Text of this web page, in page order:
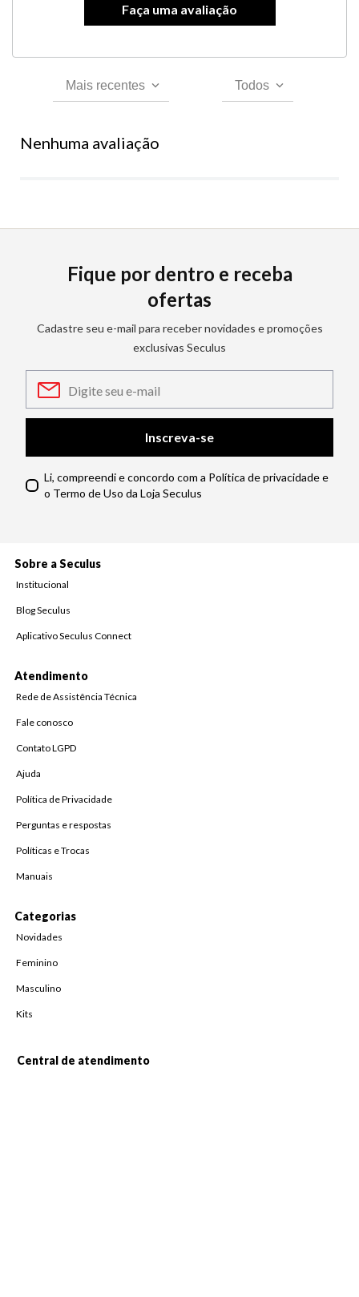
Mais recentes Todos
Nenhuma avaliação
Fique por dentro e receba
ofertas
Cadastre seu e-mail para receber novidades e promoções
exclusivas Seculus
Inscreva-se
Li, compreendi e concordo com a Política de privacidade e
o Termo de Uso da Loja Seculus
Sobre a Seculus
Institucional
Blog Seculus
Aplicativo Seculus Connect
Atendimento
Rede de Assistência Técnica
Fale conosco
Contato LGPD
Ajuda
Política de Privacidade
Perguntas e respostas
Políticas e Trocas
Manuais
Categorias
Novidades
Feminino
Masculino
Kits
Central de atendimento